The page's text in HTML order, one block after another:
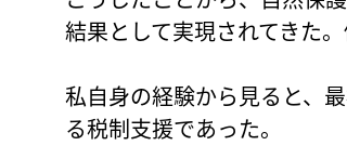
結果として実現されてきた
私自身の経験から見ると、
る税制支援であった。